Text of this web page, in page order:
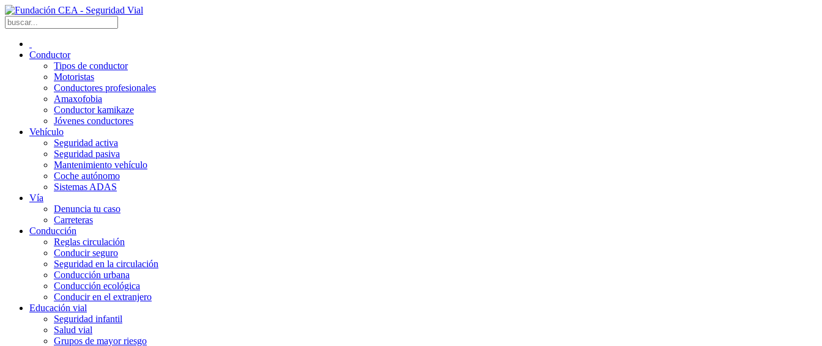
Conductor
Tipos de conductor
Motoristas
Conductores profesionales
Amaxofobia
Conductor kamikaze
Jóvenes conductores
Vehículo
Seguridad activa
Seguridad pasiva
Mantenimiento vehículo
Coche autónomo
Sistemas ADAS
Vía
Denuncia tu caso
Carreteras
Conducción
Reglas circulación
Conducir seguro
Seguridad en la circulación
Conducción urbana
Conducción ecológica
Conducir en el extranjero
Educación vial
Seguridad infantil
Salud vial
Grupos de mayor riesgo